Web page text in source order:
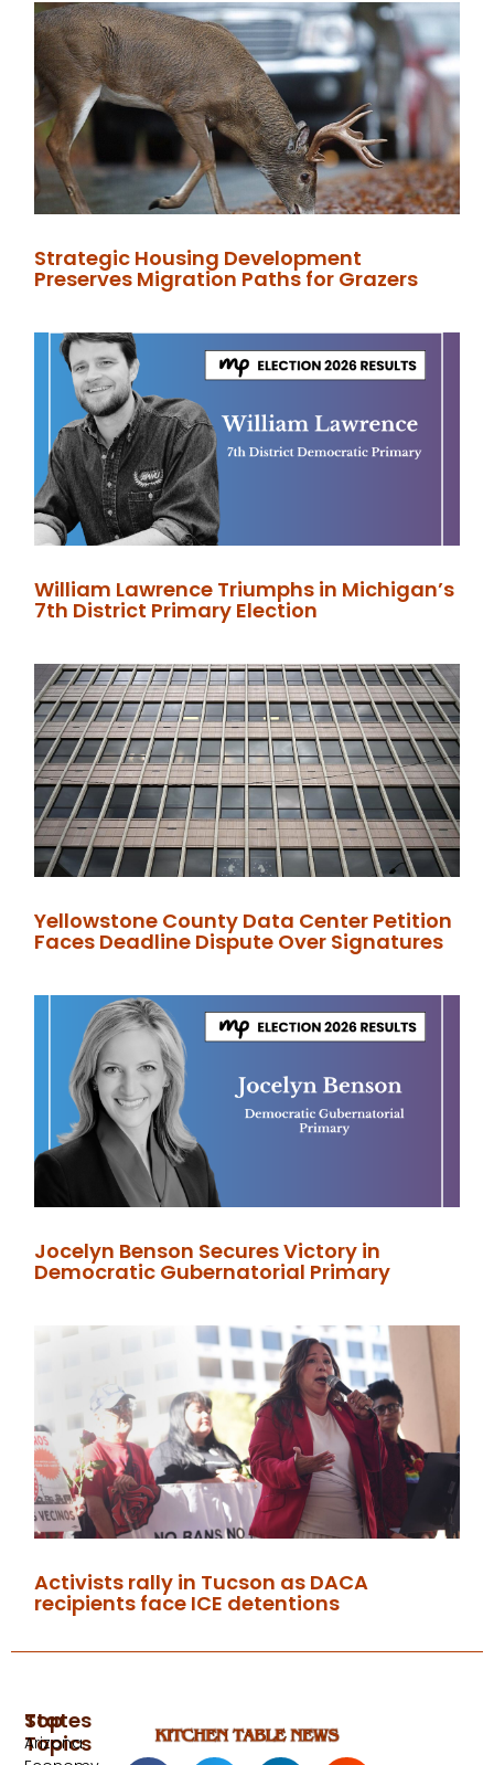
Strategic Housing Development
Preserves Migration Paths for Grazers
William Lawrence Triumphs in Michigan’s
7th District Primary Election
Yellowstone County Data Center Petition
Faces Deadline Dispute Over Signatures
Jocelyn Benson Secures Victory in
Democratic Gubernatorial Primary
Activists rally in Tucson as DACA
recipients face ICE detentions
Top
Topics
States
Arizona